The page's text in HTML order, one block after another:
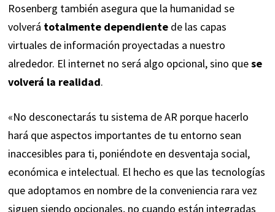
Rosenberg también asegura que la humanidad se
volverá totalmente dependientede las capas
virtuales de información proyectadas a nuestro
alrededor. El internet no será algo opcional, sino quese
volverá la realidad.
«No desconectarás tu sistema de AR porque hacerlo
hará que aspectos importantes de tu entorno sean
inaccesibles para ti, poniéndote en desventaja social,
económica e intelectual. El hecho es que las tecnologías
que adoptamos en nombre de la conveniencia rara vez
siguen siendo opcionales, no cuando están integradas